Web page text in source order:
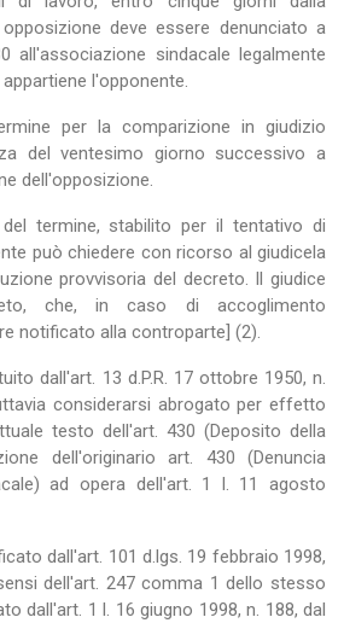
deve essere denunciato a
all'associazione sindacale legalmente
l'opponente.
per la comparizione in giudizio
del ventesimo giorno successivo a
dell'opposizione.
termine, stabilito per il tentativo di
può chiedere con ricorso al giudicela
provvisoria del decreto. Il giudice
che, in caso di accoglimento
notificato alla controparte] (2).
dall'art. 13 d.P.R. 17 ottobre 1950, n.
considerarsi abrogato per effetto
testo dell'art. 430 (Deposito della
dell'originario art. 430 (Denuncia
ad opera dell'art. 1 l. 11 agosto
dall'art. 101 d.lgs. 19 febbraio 1998,
dell'art. 247 comma 1 dello stesso
dall'art. 1 l. 16 giugno 1998, n. 188, dal